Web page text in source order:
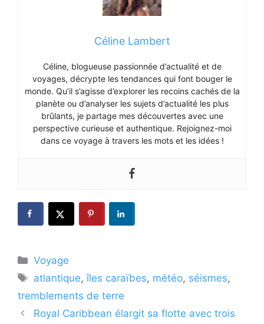
Céline Lambert
Céline, blogueuse passionnée d’actualité et de
voyages, décrypte les tendances qui font bouger le
monde. Qu’il s’agisse d’explorer les recoins cachés de la
planète ou d’analyser les sujets d’actualité les plus
brûlants, je partage mes découvertes avec une
perspective curieuse et authentique. Rejoignez-moi
dans ce voyage à travers les mots et les idées !
Catégories
Voyage
Étiquettes
atlantique,îles caraïbes, météo, séismes,
tremblements de terre
Royal Caribbean élargit sa flotte avec trois